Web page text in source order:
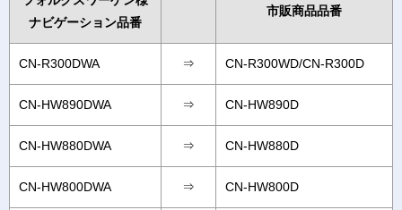
ナビゲーション品番
市販商品品番
CN-R300DWA ⇒ CN-R300WD/CN-R300D
CN-HW890DWA ⇒ CN-HW890D
CN-HW880DWA ⇒ CN-HW880D
CN-HW800DWA ⇒ CN-HW800D